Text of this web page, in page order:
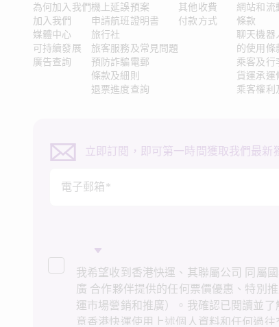
為何加入我們
加入我們
媒體中心
可持續發展
廣告查詢
機上延誤預案
申請航班證明書
旅行社
旅客服務及常見問題
預防詐騙電郵
條款及細則
退票進度查詢
其他收費
付款方式
網站和流
條款
聊天機器
的使用條
乘客及行
貨運承運
乘客權利
立即訂閱，即可第一時間獲取我們最新
電子郵箱*
我希望收到香港快運、其聯屬公司 同屬
廣 合作夥伴提供的任何票價優惠、特別
運市場營銷和推廣）。我確認已閱讀並了
意香港快運使用上述個人資料和任何過